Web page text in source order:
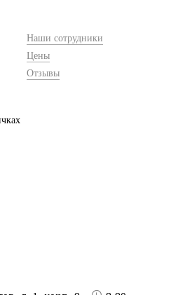
Наши сотрудники
Цены
Отзывы